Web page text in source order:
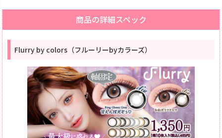
商品の詳細スペック
Flurry by colors（フルーリーbyカラーズ）